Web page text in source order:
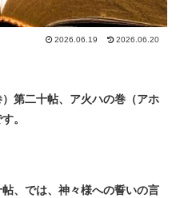
2026.06.19 2026.06.20
第二十帖、ア火ハの巻（アホ
。
、では、神々様への誓いの言